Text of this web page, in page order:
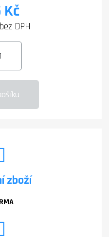
Kč
DPH
zboží